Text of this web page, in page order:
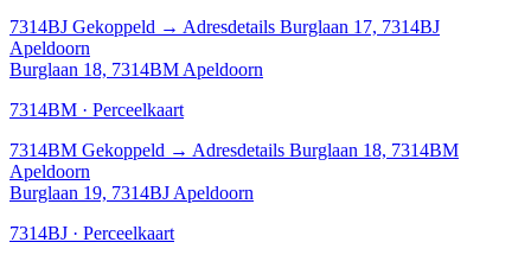
7314BJ Gekoppeld → Adresdetails Burglaan 17, 7314BJ
Apeldoorn
Burglaan 18, 7314BM Apeldoorn
7314BM · Perceelkaart
7314BM Gekoppeld → Adresdetails Burglaan 18, 7314BM
Apeldoorn
Burglaan 19, 7314BJ Apeldoorn
7314BJ · Perceelkaart